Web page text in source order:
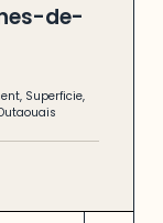
de-
, Superficie,